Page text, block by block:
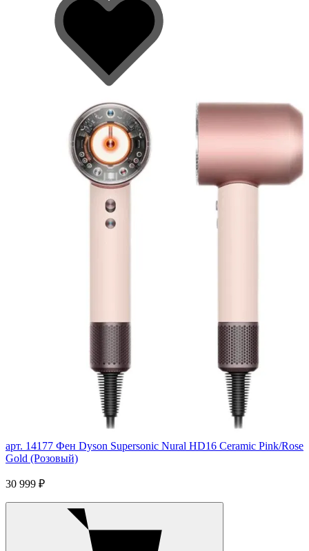
арт. 14177 Фен Dyson Supersonic Nural HD16 Ceramic Pink/Rose
Gold (Розовый)
30 999 ₽